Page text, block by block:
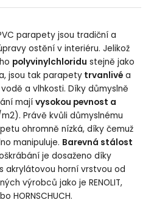
parapety jsou tradiční a
ostění v interiéru. Jelikož
polyvinylchloridu stejně jako
jsou tak parapety trvanlivé a
a vlhkosti. Díky důmyslně
mají vysokou pevnost a
Právě kvůli důmyslnému
ohromně nízká, díky čemuž
manipuluje. Barevná stálost
je dosaženo díky
s akrylátovou horní vrstvou od
výrobců jako je RENOLIT,
HORNSCHUCH.